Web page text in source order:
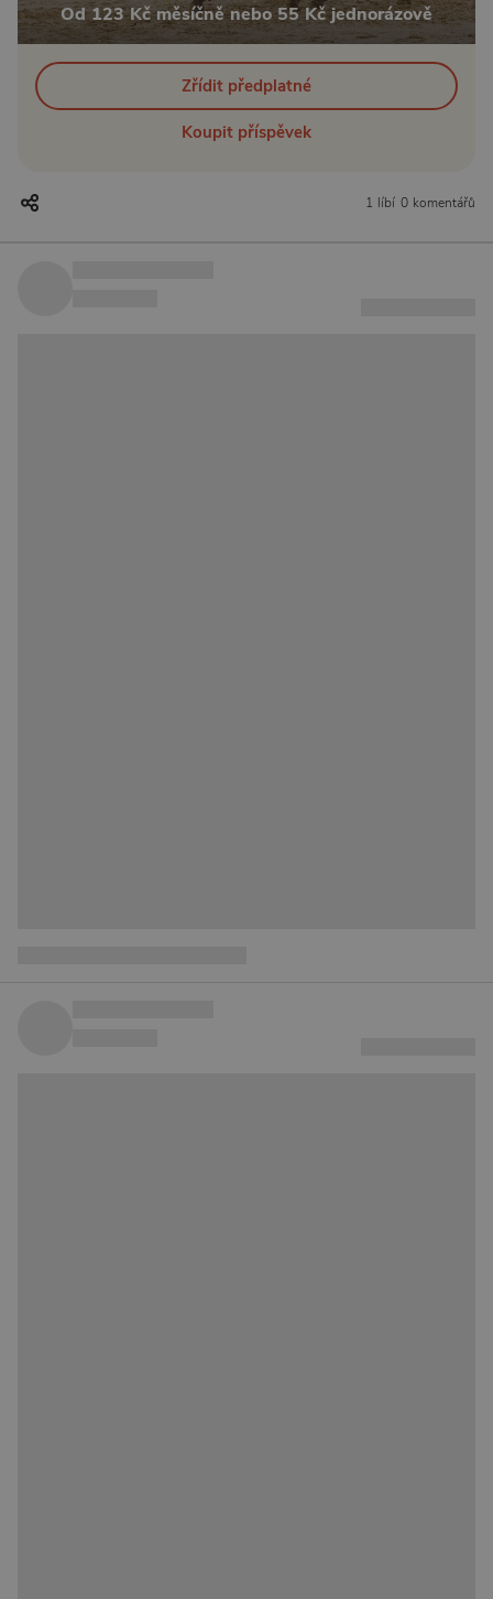
Od 123 Kč měsíčně nebo 55 Kč jednorázově
Zřídit předplatné
Koupit příspěvek
1 líbí 0 komentářů